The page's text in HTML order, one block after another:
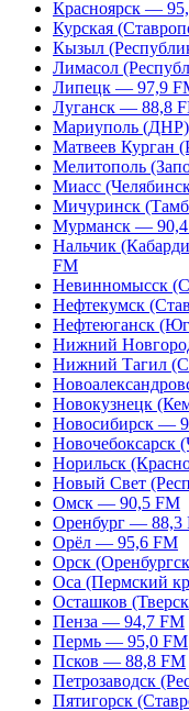
Красноярск —
Курская
Кызыл
Лимасол
Липецк — 97,9
Луганск — 88,8
Мариуполь
Матвеев Курган
Мелитополь
Миасс
Мичуринск
Мурманск —
Нальчик
FM
Невинномысск
Нефтекумск
Нефтеюганск
Нижний
Нижний Тагил
Новокузнецк
Новосибирск —
Новочебоксарск
Норильск
Новый Свет
Омск — 90,5 FM
Оренбург — 88,3
Орёл — 95,6 FM
Орск
Оса (Пермский
Осташков
Пенза — 94,7 FM
Пермь — 95,0 FM
Псков — 88,8 FM
Петрозаводск
Пятигорск